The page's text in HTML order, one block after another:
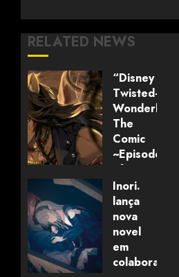
RELATED NEWS
“Disney
Twisted-
Wonderland:
The
Comic
~Episode
of
Savanaclaw~”
anunciado
pela
Universo
dos
Livros
Inori.
lança
nova
novel
em
colaboração